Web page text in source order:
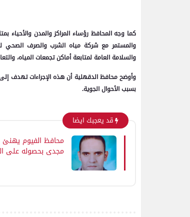
كما وجه المحافظ رؤساء المراكز والمدن
والمستمر مع شركة مياه الشرب والصرف الصحي
والسلامة العامة لمتابعة أماكن تجمعات المياه،
وأوضح محافظ الدقهلية أن هذه الإجراءات تهدف إلى
بسبب الأحوال الجوية.
قد يعجبك ايضا
محافظ الفيوم يهنئ
مجدي بحصوله على